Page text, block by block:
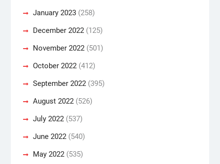
January 2023(258)
December 2022(125)
November 2022(501)
October 2022(412)
September 2022(395)
August 2022(526)
July 2022(537)
June 2022(540)
May 2022(535)